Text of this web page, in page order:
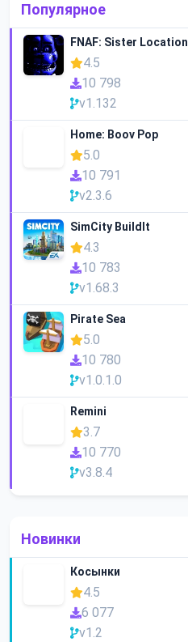
Популярное
FNAF: Sister Location
4.5
10 798
v1.132
Home: Boov Pop
5.0
10 791
v2.3.6
SimCity BuildIt
4.3
10 783
v1.68.3
Pirate Sea
5.0
10 780
v1.0.1.0
Remini
3.7
10 770
v3.8.4
Новинки
Косынки
4.5
6 077
v1.2